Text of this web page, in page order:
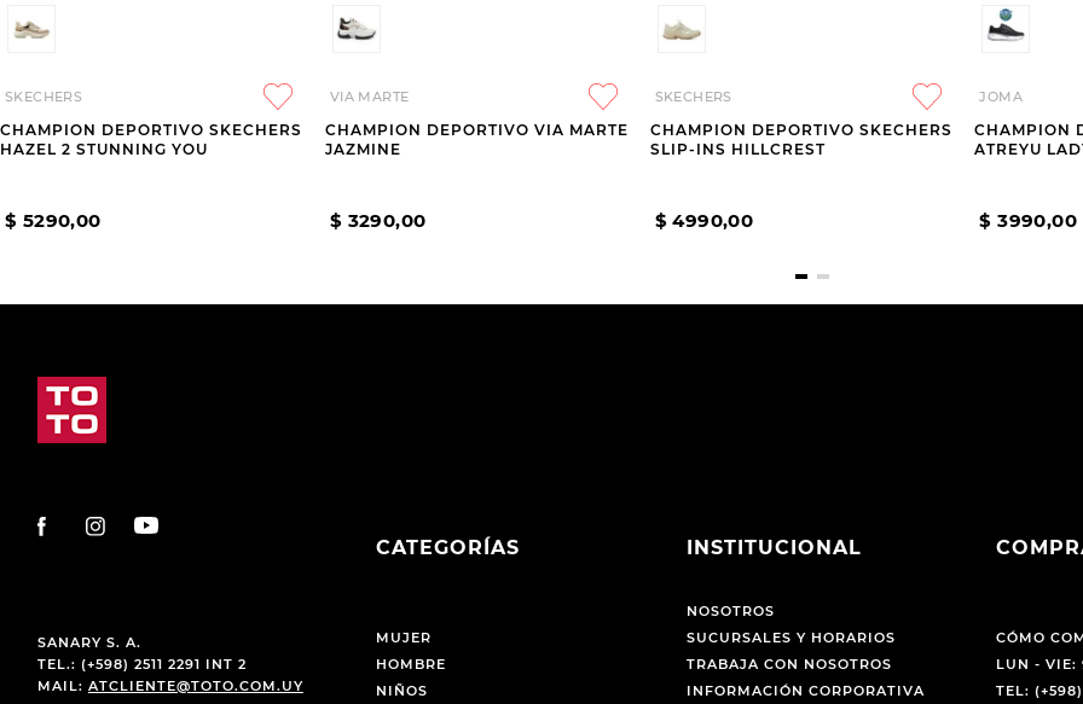
SKECHERS
CHAMPION DEPORTIVO SKECHERS
HAZEL 2 STUNNING YOU
$ 5290,00
VIA MARTE
CHAMPION DEPORTIVO VIA MARTE
JAZMINE
$ 3290,00
SKECHERS
CHAMPION DEPORTIVO SKECHERS
SLIP-INS HILLCREST
$ 4990,00
JOMA
CHAMPION
ATREYU
$ 3990,00
SANARY S. A.
TEL.: (+598) 2511 2291 INT 2
MAIL: ATCLIENTE@TOTO.COM.UY
CATEGORÍAS
MUJER
HOMBRE
NIÑOS
INSTITUCIONAL
NOSOTROS
SUCURSALES Y HORARIOS
TRABAJA CON NOSOTROS
INFORMACIÓN CORPORATIVA
CÓMO
LUN - VIE:
TEL: (+598)